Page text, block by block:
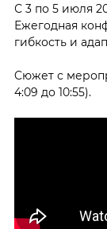
С 3 по 5 июля
Ежегодная
гибкость и
Cюжет с
4:09 до 10:55).